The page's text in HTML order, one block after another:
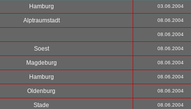
Hamburg 03.06.2004
Alptraumstadt 08.06.2004
08.06.2004
Soest 08.06.2004
Magdeburg 08.06.2004
Hamburg 08.06.2004
Oldenburg 08.06.2004
Stade 08.06.2004